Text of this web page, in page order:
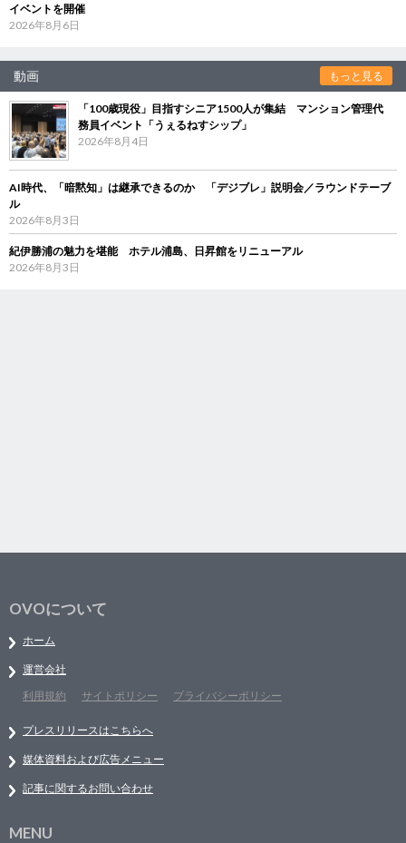
イベントを開催
2026年8月6日
動画 もっと見る
「100歳現役」目指すシニア1500人が集結 マンション管理代
務員イベント「うぇるねすシップ」
2026年8月4日
AI時代、「暗黙知」は継承できるのか 「デジブレ」説明会／ラウンドテーブ
ル
2026年8月3日
紀伊勝浦の魅力を堪能 ホテル浦島、日昇館をリニューアル
2026年8月3日
OVOについて
ホーム
運営会社
利用規約
サイトポリシー プライバシーポリシー
プレスリリースはこちらへ
媒体資料および広告メニュー
記事に関するお問い合わせ
MENU